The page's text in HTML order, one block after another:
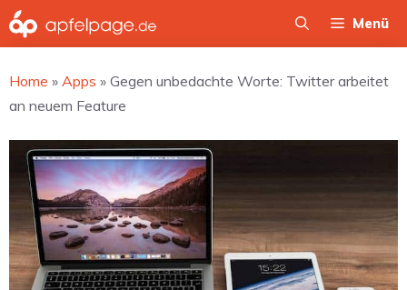
Zum
Inhalt
Menü
Home » Apps » Gegen unbedachte Worte: Twitter arbeitet
an neuem Feature